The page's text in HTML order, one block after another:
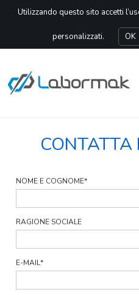
Utilizzando questo sito accetti
personalizzati. OK
NOME E COGNOME*
RAGIONE SOCIALE
E-MAIL*